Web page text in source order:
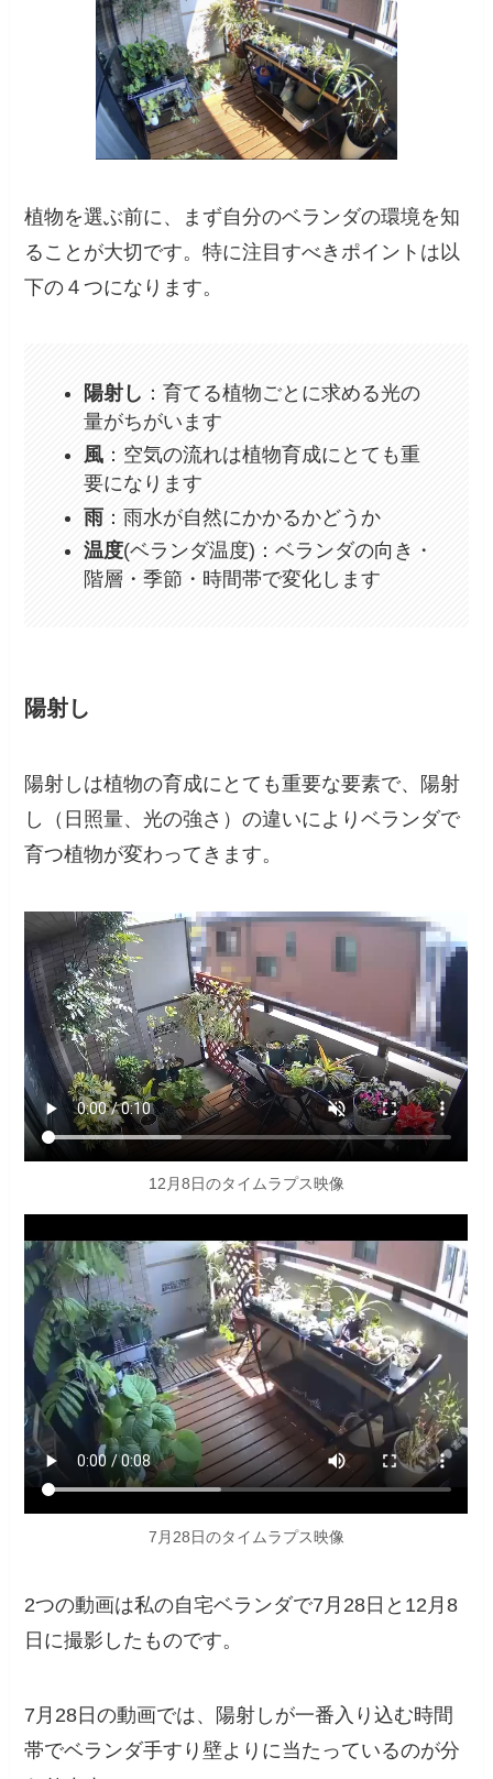
植物を選ぶ前に、まず自分のベランダの環境を知
ることが大切です。特に注目すべきポイントは以
下の４つになります。
陽射し ：育てる植物ごとに求める光の
量がちがいます
風 ：空気の流れは植物育成にとても重
要になります
雨 ：雨水が自然にかかるかどうか
温度(ベランダ温度)：ベランダの向き・
階層・季節・時間帯で変化します
陽射し
陽射しは植物の育成にとても重要な要素で、陽射
し（日照量、光の強さ）の違いによりベランダで
育つ植物が変わってきます。
12月8日のタイムラプス映像
7月28日のタイムラプス映像
2つの動画は私の自宅ベランダで7月28日と12月8
日に撮影したものです。
7月28日の動画では、陽射しが一番入り込む時間
帯でベランダ手すり壁よりに当たっているのが分